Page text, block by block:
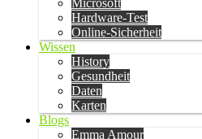
Microsoft
Hardware-Test
Online-Sicherheit
Wissen
History
Gesundheit
Daten
Karten
Blogs
Emma Amour